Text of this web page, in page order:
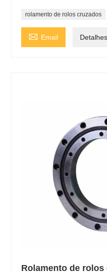
rolamento de rolos cruzados
 Email Detalhes
Rolamento de